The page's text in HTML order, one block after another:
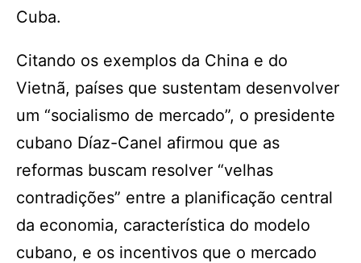
Cuba.
Citando os exemplos da China e do
Vietnã, países que sustentam desenvolver
um “socialismo de mercado”, o presidente
cubano Díaz-Canel afirmou que as
reformas buscam resolver “velhas
contradições” entre a planificação central
da economia, característica do modelo
cubano, e os incentivos que o mercado